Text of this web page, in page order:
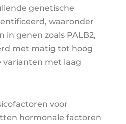
genetische
waaronder
in genen zoals PALB2,
met matig tot hoog
varianten met laag
voor
hormonale factoren